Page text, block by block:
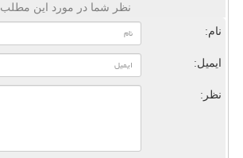
نظر شما در مورد این مطلب
نام:
ایمیل:
نظر: